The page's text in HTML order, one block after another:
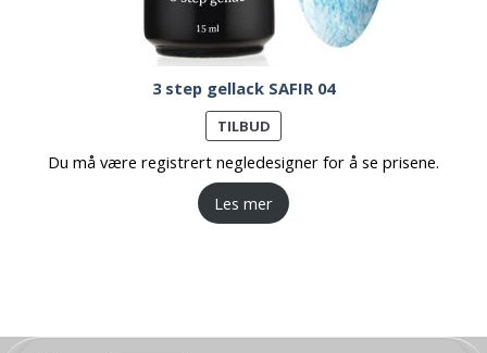
3 step gellack SAFIR 04
TILBUDPRODUKT
PÅ
SALG
Du må være registrert negledesigner for å se prisene.
Les mer